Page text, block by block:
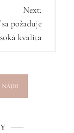
Next:
požaduje
kvalita